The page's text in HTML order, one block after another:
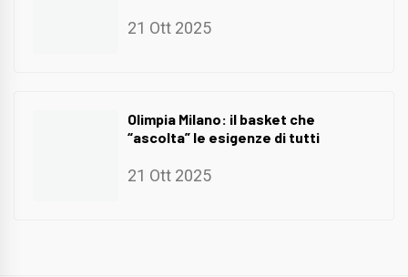
21 Ott 2025
Olimpia Milano: il basket che
“ascolta” le esigenze di tutti
21 Ott 2025